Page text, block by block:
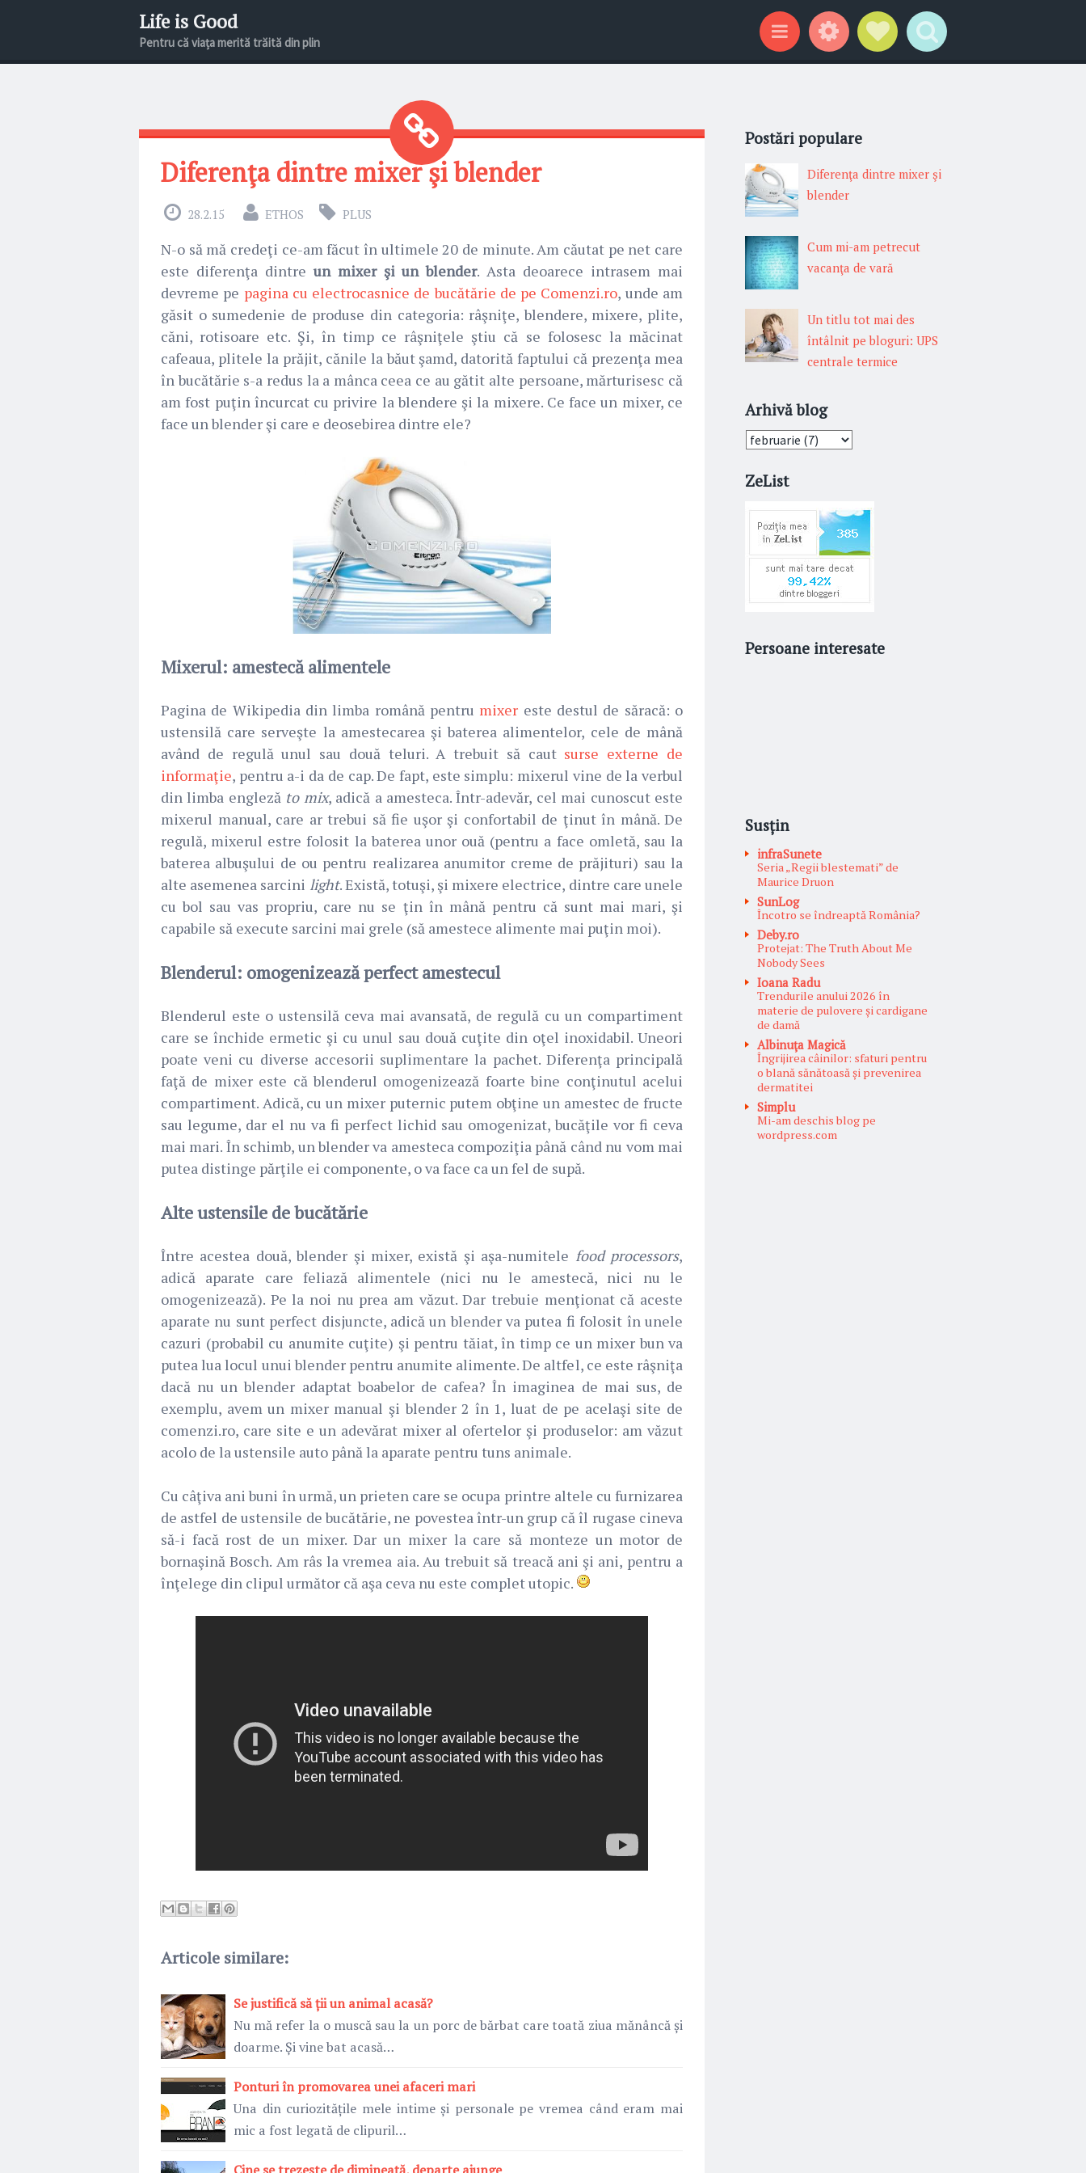
Life is Good
Pentru că viața merită trăită din plin
CategoriiGadgeturiProfil social
Search
Diferenţa dintre mixer şi blender
28.2.15 ETHOS PLUS
N-o să mă credeţi ce-am făcut în ultimele 20 de minute. Am căutat pe net care
este diferenţa dintre un mixer şi un blender. Asta deoarece intrasem mai
devreme pe pagina cu electrocasnice de bucătărie de pe Comenzi.ro, unde am
găsit o sumedenie de produse din categoria: râşniţe, blendere, mixere, plite,
căni, rotisoare etc. Şi, în timp ce râşniţele ştiu că se folosesc la măcinat
cafeaua, plitele la prăjit, cănile la băut şamd, datorită faptului că prezenţa mea
în bucătărie s-a redus la a mânca ceea ce au gătit alte persoane, mărturisesc că
am fost puţin încurcat cu privire la blendere şi la mixere. Ce face un mixer, ce
face un blender şi care e deosebirea dintre ele?
Mixerul: amestecă alimentele
Pagina de Wikipedia din limba română pentru mixer este destul de săracă: o
ustensilă care serveşte la amestecarea şi baterea alimentelor, cele de mână
având de regulă unul sau două teluri. A trebuit să caut surse externe de
informaţie, pentru a-i da de cap. De fapt, este simplu: mixerul vine de la verbul
din limba engleză to mix, adică a amesteca. Într-adevăr, cel mai cunoscut este
mixerul manual, care ar trebui să fie uşor şi confortabil de ţinut în mână. De
regulă, mixerul estre folosit la baterea unor ouă (pentru a face omletă, sau la
baterea albuşului de ou pentru realizarea anumitor creme de prăjituri) sau la
alte asemenea sarcini light. Există, totuşi, şi mixere electrice, dintre care unele
cu bol sau vas propriu, care nu se ţin în mână pentru că sunt mai mari, şi
capabile să execute sarcini mai grele (să amestece alimente mai puţin moi).
Blenderul: omogenizează perfect amestecul
Blenderul este o ustensilă ceva mai avansată, de regulă cu un compartiment
care se închide ermetic şi cu unul sau două cuţite din oţel inoxidabil. Uneori
poate veni cu diverse accesorii suplimentare la pachet. Diferenţa principală
faţă de mixer este că blenderul omogenizează foarte bine conţinutul acelui
compartiment. Adică, cu un mixer puternic putem obţine un amestec de fructe
sau legume, dar el nu va fi perfect lichid sau omogenizat, bucăţile vor fi ceva
mai mari. În schimb, un blender va amesteca compoziţia până când nu vom mai
putea distinge părţile ei componente, o va face ca un fel de supă.
Alte ustensile de bucătărie
Între acestea două, blender şi mixer, există şi aşa-numitele food processors,
adică aparate care feliază alimentele (nici nu le amestecă, nici nu le
omogenizează). Pe la noi nu prea am văzut. Dar trebuie menţionat că aceste
aparate nu sunt perfect disjuncte, adică un blender va putea fi folosit în unele
cazuri (probabil cu anumite cuţite) şi pentru tăiat, în timp ce un mixer bun va
putea lua locul unui blender pentru anumite alimente. De altfel, ce este râşniţa
dacă nu un blender adaptat boabelor de cafea? În imaginea de mai sus, de
exemplu, avem un mixer manual şi blender 2 în 1, luat de pe acelaşi site de
comenzi.ro, care site e un adevărat mixer al ofertelor şi produselor: am văzut
acolo de la ustensile auto până la aparate pentru tuns animale.
Cu câţiva ani buni în urmă, un prieten care se ocupa printre altele cu furnizarea
de astfel de ustensile de bucătărie, ne povestea într-un grup că îl rugase cineva
să-i facă rost de un mixer. Dar un mixer la care să monteze un motor de
bornaşină Bosch. Am râs la vremea aia. Au trebuit să treacă ani şi ani, pentru a
înţelege din clipul următor că aşa ceva nu este complet utopic.
Articole similare:
Se justifică să ții un animal acasă?
Nu mă refer la o muscă sau la un porc de bărbat care toată ziua mănâncă și
doarme. Și vine bat acasă…
Ponturi în promovarea unei afaceri mari
Una din curiozitățile mele intime și personale pe vremea când eram mai
mic a fost legată de clipuril…
Postări populare
Diferenţa dintre mixer şi
blender
Cum mi-am petrecut
vacanţa de vară
Un titlu tot mai des
întâlnit pe bloguri: UPS
centrale termice
Arhivă blog
ZeList
Persoane interesate
Susțin
infraSunete
Seria „Regii blestemati” de
Maurice Druon
SunLog
Încotro se îndreaptă România?
Deby.ro
Protejat: The Truth About Me
Nobody Sees
Ioana Radu
Trendurile anului 2026 în
materie de pulovere și cardigane
de damă
Albinuţa Magică
Îngrijirea câinilor: sfaturi pentru
o blană sănătoasă și prevenirea
dermatitei
Simplu
Mi-am deschis blog pe
wordpress.com